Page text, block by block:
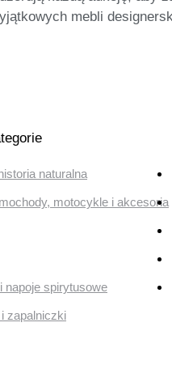
mebli
naturalna
motocykle i akcesoria
napoje spirytusowe
zapalniczki